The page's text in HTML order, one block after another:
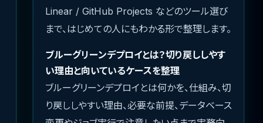
Linear / GitHub Projects などのツール選び
まで、はじめての人にもわかる形で整理します。
ブルーグリーンデプロイとは？切り戻ししやす
い理由と向いているケースを整理
ブルーグリーンデプロイとは何かを、仕組み、切
り戻ししやすい理由、必要な前提、データベース